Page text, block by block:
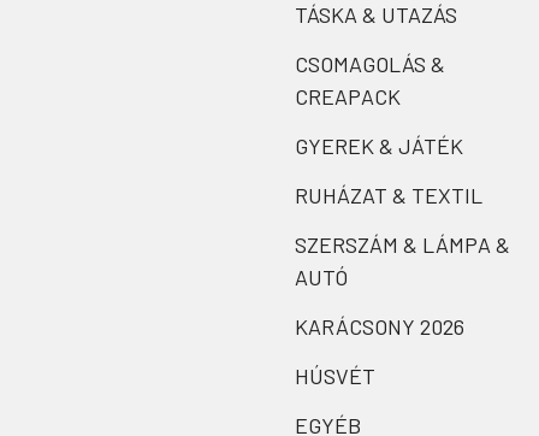
TÁSKA & UTAZÁS
CSOMAGOLÁS &
CREAPACK
GYEREK & JÁTÉK
RUHÁZAT & TEXTIL
SZERSZÁM & LÁMPA &
AUTÓ
KARÁCSONY 2026
HÚSVÉT
EGYÉB